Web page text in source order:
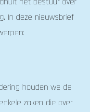
In deze nieuwsbrief
houden we de
zaken die over